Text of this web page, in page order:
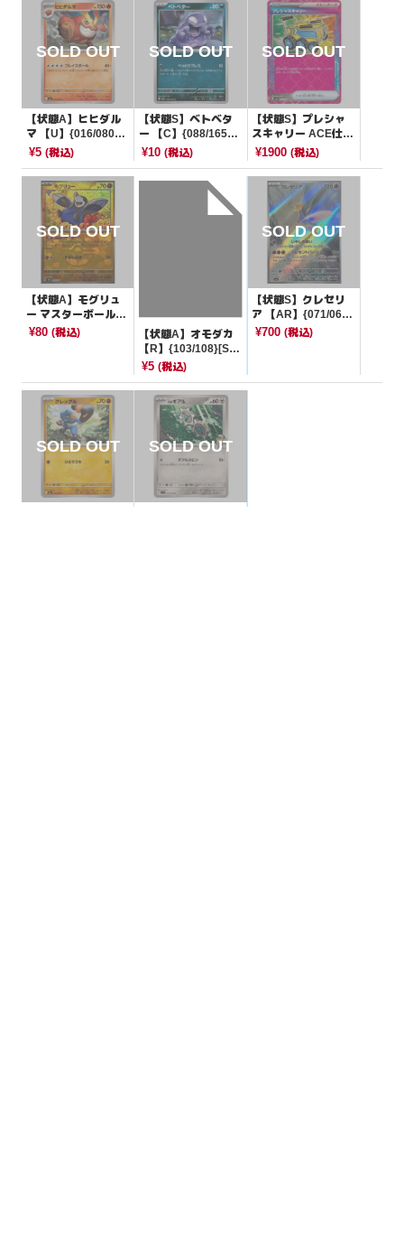
【状態A】ヒヒダル
マ 【U】{016/080}
[M2]
¥5 (税込)
【状態S】ベトベタ
ー 【C】{088/165}
[SV2a]
¥10(税込)
【状態S】プレシャ
スキャリー ACE仕様
【-】{015/022}[SVL
¥1900 (税込)
【状態A】モグリュ
ー マスターボールミ
ラー【-】{083/187}
¥80 (税込)
【状態A】オモダカ
【R】{103/108}[SV
3]
¥5(税込)
【状態S】クレセリ
ア 【AR】{071/064}
[SV6a]
¥700 (税込)